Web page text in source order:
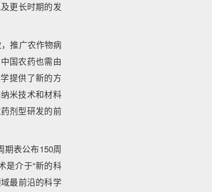
更长时期的发
推广农作物病
国农药也需由
提供了新的方
米技术和材料
剂型研发的前
期表公布150周
是介于“新的科
最前沿的科学